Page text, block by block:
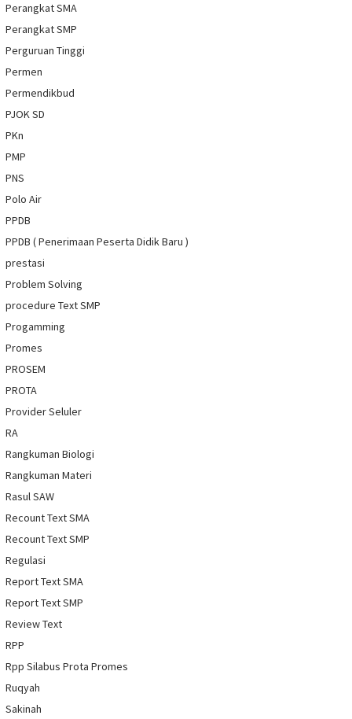
Perangkat SMA
Perangkat SMP
Perguruan Tinggi
Permen
Permendikbud
PJOK SD
PKn
PMP
PNS
Polo Air
PPDB
PPDB ( Penerimaan Peserta Didik Baru )
prestasi
Problem Solving
procedure Text SMP
Progamming
Promes
PROSEM
PROTA
Provider Seluler
RA
Rangkuman Biologi
Rangkuman Materi
Rasul SAW
Recount Text SMA
Recount Text SMP
Regulasi
Report Text SMA
Report Text SMP
Review Text
RPP
Rpp Silabus Prota Promes
Ruqyah
Sakinah